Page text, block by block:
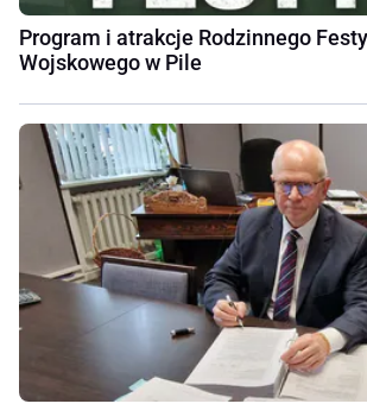
Program i atrakcje Rodzinnego
Wojskowego w Pile